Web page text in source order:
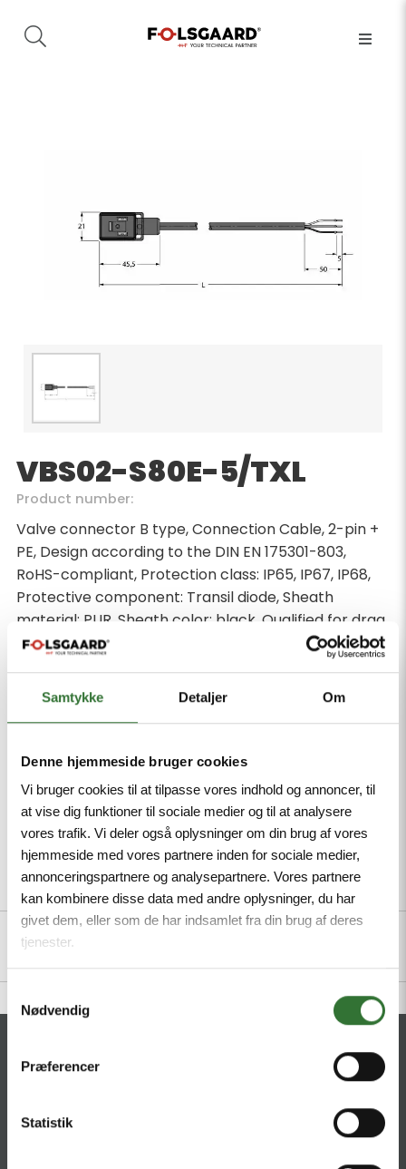
Samtykke Detaljer Om
Denne hjemmeside bruger cookies
Vi bruger cookies til at tilpasse vores indhold og annoncer, til
at vise dig funktioner til sociale medier og til at analysere
vores trafik. Vi deler også oplysninger om din brug af vores
hjemmeside med vores partnere inden for sociale medier,
annonceringspartnere og analysepartnere. Vores partnere
kan kombinere disse data med andre oplysninger, du har
givet dem, eller som de har indsamlet fra din brug af deres
tjenester.
Nødvendig
Præferencer
Statistik
VBS02-S80E-5/TXL
Product number:
Valve connector B type, Connection Cable, 2-pin +
PE, Design according to the DIN EN 175301-803,
RoHS-compliant, Protection class: IP65, IP67, IP68,
Protective component: Transil diode, Sheath
material: PUR, Sheath color: black, Qualified for drag
chain use, Resistant to weld splatter, Resistant to
chemicals and oils, UV and ozone resistance, Flame
retardant, Free from halogen, silicone, PVC and
LABS, Cable length 5 m
Description Specifications Files
Theilgaards Torv 1